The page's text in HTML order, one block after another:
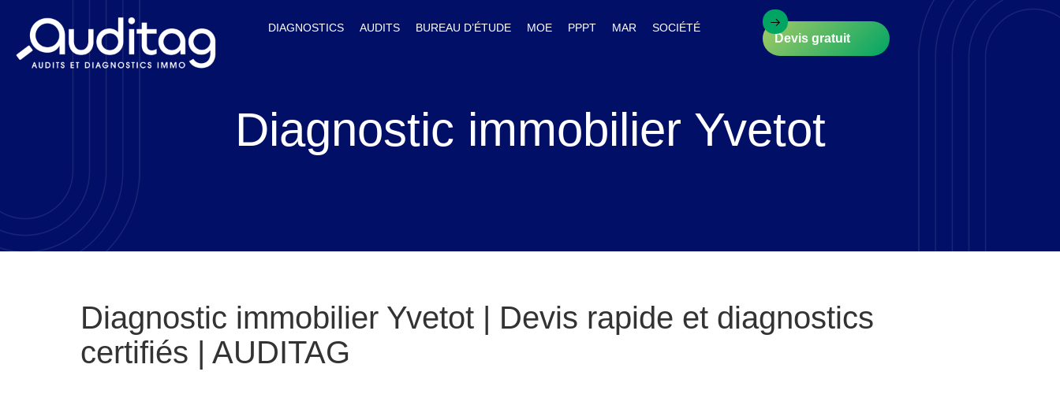
DIAGNOSTICS AUDITS BUREAU D’ÉTUDE MOE PPPT MAR SOCIÉTÉ
Devis gratuit
Diagnostic immobilier Yvetot
Diagnostic immobilier Yvetot | Devis rapide et diagnostics
certifiés | AUDITAG